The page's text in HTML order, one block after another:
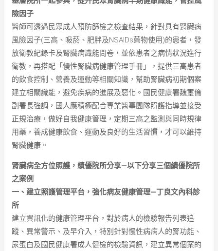
險因子
醫師可透過民眾成人預防篩檢之檢查結果，針對具有腎臟病
風險因子(三高、吸菸、肥胖及NSAIDs藥物使用)的患者，發
放衛教紀錄卡及腎臟病識能問卷，並依患者之病情狀況進行
衛教，再搭配「慢性腎臟病健康管理手冊」，提供三高患者
的飲食控制、營養及運動等相關知識，幫助腎臟病初期個案
建立相關識能，避免疾病的進展及惡化。國民健康署魏璽倫
副署長強調，國人應積極配合專業醫事團隊照護指導並接受
正規治療，做好自我健康管理，定期三高之監測與同時規律
用藥，養成健康飲食、運動及良好的生活習慣，才可以維持
腎臟健康。
腎臟病全方位照護，績優院所分享—以下分享三個績優院所
之案例
一、建立照護管理平台，強化病友健康管理—丁良文內科診
所
建立資訊化的健康管理平台，對於病人的檢驗報告列表追
蹤、異常警示、及早介入，特別針對慢性病病人的腎功能、
尿蛋白及國民健康署成人健檢的檢驗資訊，建立異常個案的